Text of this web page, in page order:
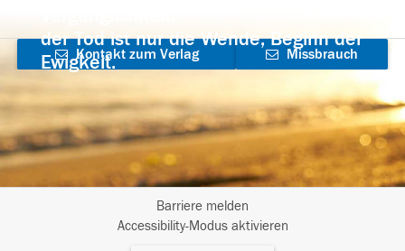
der Tod ist nur die Wende, Beginn der
Ewigkeit.
Kontakt zum Verlag
aufnehmen
Missbrauch
Barriere melden
Accessibility-Modus aktivieren